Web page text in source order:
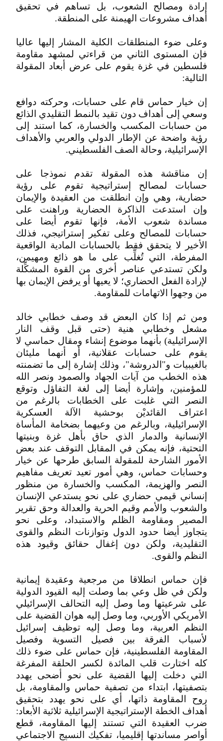
إرادة ومصالح الشعوب، بل تساهم في تحقيق
أهداف مشروعات الهيمنة على المنطقة.
وعلى ضوء المنطلقات الكلية المشار إليها عاليا
فإن المستوى الثاني من قراءتي لمشهد مقاومة
فلسطين في غزة يقوم على عرض أبعاد المقولة
التالية:
إن خيار حماس قام على حسابات، وحركته دوافع
وسعي إلى أهداف دون تقيد بالنمط التقليدي الذائع
من حسابات المكسب والخسارة، كما استند إلى
رؤية واضحة عن الإطار الدولي والعربي والأهداف
الإسرائيلية، وحالة الصف الفلسطيني.
إن مناقشة هذه المقولة تقدم نموذجا على
حسابات لمصالح إستراتيجية تقوم على رؤية
حضارية، وهي وإن انطلقت من العقيدة والإيمان
وإن استدعت الذاكرة الحضارية وراهنت على
مساندة شعوب الأمة، فإنها تقوم أيضا على
حسابات للمصالح وعلى تفكير إستراتيجي، فذلك
الأخير لا يتحقق فقط بالحسابات المادية الواقعية
المفرطة، التي تُغلِّب على ما هو ذائع ومهيمن،
ولكن تستدعي عناصر أخرى من القوة المشكِّلة
لإرادة الفعل الحضاري؛ لا يعيها أو يرفض الإيمان بها
من وجهوا الاتهامات للمقاومة.
ومن ثم إذا كان البعض قد وصف خطابي خالد
مشعل وخطابي هنية (حتى قبل وقف النار
الإسرائيلية) بأنهما موضوع إنشاء ومقال حماسي لا
يقوم على حسابات عقلانية، أو أنهما مليئان
بالغيبيات و"الدروشة"، وذلك إشارة إلى ما تضمنته
هذه الخطب من آيات الجهاد والصمود ونصر الله
للمؤمنين، وإشارة أيضا إلى لغة التفاؤل وتوقع
النصر التي غلبت على الخطابات بالرغم من
اعتراف القائديْن بوحشية الآلة العسكرية
الإسرائيلية، وبالرغم من وعيهما بضخامة المأساة
الإنسانية والدمار الذي حاق بأهل غزة وبنيتها
التحتية، فإنه يمكن في المقابل التوقف عند بعض
الأمور الشارحة للمقولة السابق طرحها عن خيار
وحسابات حماس، وهي أمور تعيد تعريف مفاهيم
النصر والهزيمة، المكسب والخسارة من منظور
إنساني قيمي حضاري على نحو يستدعي الإنسان
والشعوب والأمم وقيم الحرية والعدالة وحق تقرير
المصير ومقاومة الظلم والاستبداد، وعلى نحو
يتجاوز أيضا حدود الدول وتوازنات النظم والقوى
التقليدية، ولكن دون إغفال حقائق وقيود هذه
النظم والقوى.
فإن حماس انطلاقا من مرجعية وعقيدة إيمانية
ولكن في ظل وعي بما وصلت إليه القيود الدولية
على شرعيتها وما وصل إليه التحالف الإسرائيلي
الأمريكي الأوربي، وما وصل إليه هوان القضية على
النظم العربية، وما وصل إليه توظيف إسرائيل
لأسباب الفرقة بين فصيل التسوية وفصيل
المقاومة الفلسطينية، فإن حماس على ضوء ذلك
كله اختارت قلب المائدة لكسر الحلقة المفرغة
التي دخلت إليها القضية على نحو أضحى يهدد
بتصفيتها، ابتداء من تصفية حماس والمقاومة، بل
روح المقاومة ذاتها، أي على نحو يهدد بتحقيق
أهداف الخطة الإستراتيجية الإسرائيلية ثلاثية الأبعاد:
ضرب العقيدة التي تستند إليها المقاومة، قطع
أواصر مساندتها إقليميا، تفكيك النسيج الاجتماعي